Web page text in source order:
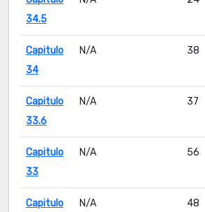
34.5
Capitulo
34
N/A 38
Capitulo
33.6
N/A 37
Capitulo
33
N/A 56
Capitulo
N/A 48